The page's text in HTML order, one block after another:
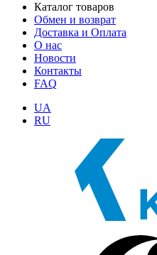
Каталог товаров
Обмен и возврат
Доставка и Оплата
О нас
Новости
Контакты
FAQ
UA
RU